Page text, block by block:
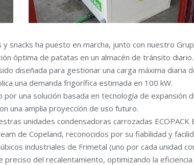
snacks ha puesto en marcha, junto con nuestro
óptima de patatas en un almacén de tránsito diario.
diseñada para gestionar una carga máxima
una demanda frigorífica estimada en 100 kW.
una solución basada en tecnología de
una amplia proyección de uso futuro.
unidades condensadoras carrozadas ECOPACK
de Copeland, reconocidos por su fiabilidad y
industriales de Frimetal (uno por cada unidad
del recalentamiento, optimizando la